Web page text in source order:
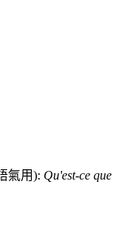
氣用): Qu'est-ce que